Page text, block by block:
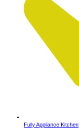
Fully Appliance Kitchen